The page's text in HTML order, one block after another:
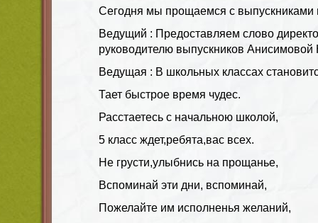
Сегодня мы прощаемся с выпускниками
Ведущий : Предоставляем слово
руководителю выпускников
Ведущая : В школьных классах
Тает быстрое время чудес.
Расстаетесь с начальною школой,
5 класс ждет,ребята,вас всех.
Не грусти,улыбнись на прощанье,
Вспоминай эти дни, вспоминай,
Пожелайте им исполненья желаний,